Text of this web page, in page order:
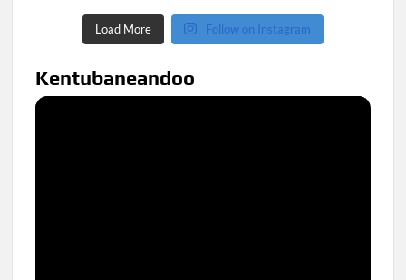
Load More Follow on Instagram
Kentubaneandoo